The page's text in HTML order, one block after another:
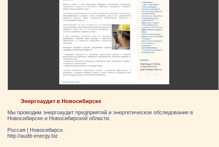
Энергоаудит в Новосибирске
Мы проводим энергоаудит предприятий и энергетическое обследование в
Новосибирске и Новосибирской области.
Россия | Новосибирск
http://audit-energy.biz